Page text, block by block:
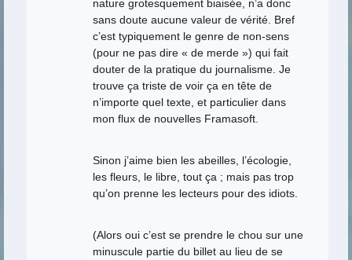
nature grotesquement biaisée, n’a donc
sans doute aucune valeur de vérité. Bref
c’est typiquement le genre de non-sens
(pour ne pas dire « de merde ») qui fait
douter de la pratique du journalisme. Je
trouve ça triste de voir ça en tête de
n’importe quel texte, et particulier dans
mon flux de nouvelles Framasoft.
Sinon j’aime bien les abeilles, l’écologie,
les fleurs, le libre, tout ça ; mais pas trop
qu’on prenne les lecteurs pour des idiots.
(Alors oui c’est se prendre le chou sur une
minuscule partie du billet au lieu de se